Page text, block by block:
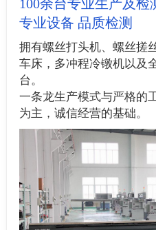
100余台专业生产及检
专业设备 品质检测
拥有螺丝打头机、螺丝搓
车床，多冲程冷镦机以及
台。
一条龙生产模式与严格的
为主，诚信经营的基础。